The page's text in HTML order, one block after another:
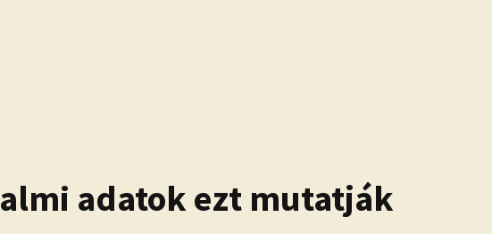
adatok ezt mutatják